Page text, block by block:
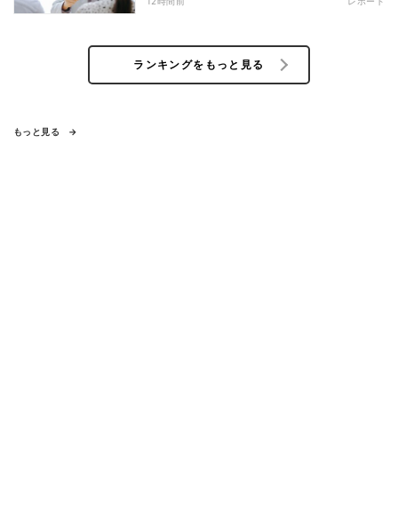
ランキングをもっと見る
もっと見る